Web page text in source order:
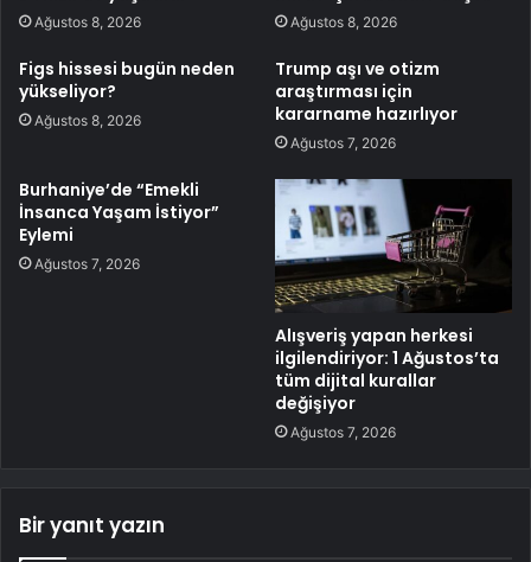
Ağustos 8, 2026 Ağustos 8, 2026
Figs hissesi bugün neden
yükseliyor?
Ağustos 8, 2026
Trump aşı ve otizm
araştırması için
kararname hazırlıyor
Ağustos 7, 2026
Burhaniye’de “Emekli
İnsanca Yaşam İstiyor”
Eylemi
Ağustos 7, 2026
Alışveriş yapan herkesi
ilgilendiriyor: 1 Ağustos’ta
tüm dijital kurallar
değişiyor
Ağustos 7, 2026
Bir yanıt yazın